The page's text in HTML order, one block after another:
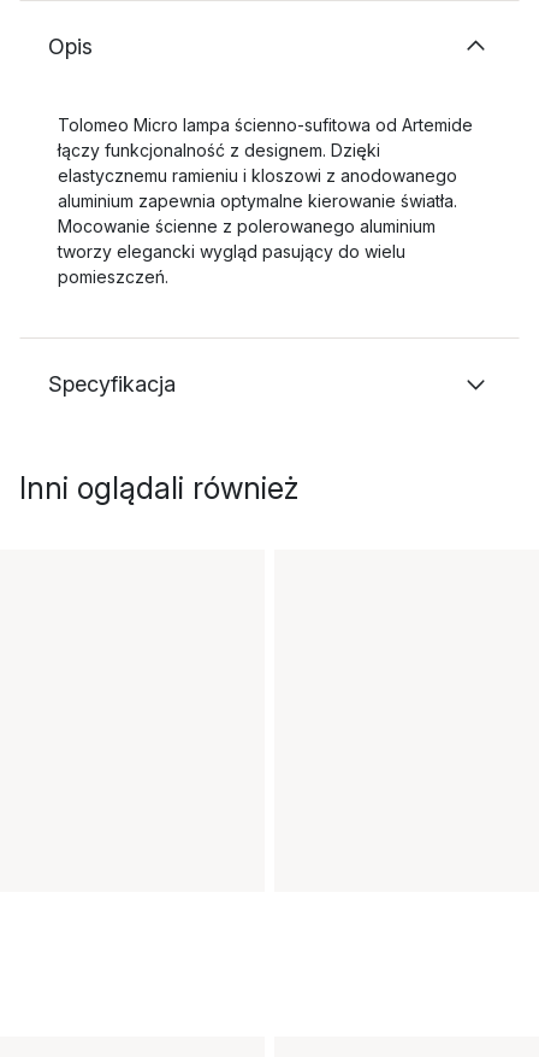
Opis
Tolomeo Micro lampa ścienno-sufitowa od Artemide
łączy funkcjonalność z designem. Dzięki
elastycznemu ramieniu i kloszowi z anodowanego
aluminium zapewnia optymalne kierowanie światła.
Mocowanie ścienne z polerowanego aluminium
tworzy elegancki wygląd pasujący do wielu
pomieszczeń.
Specyfikacja
Inni oglądali również